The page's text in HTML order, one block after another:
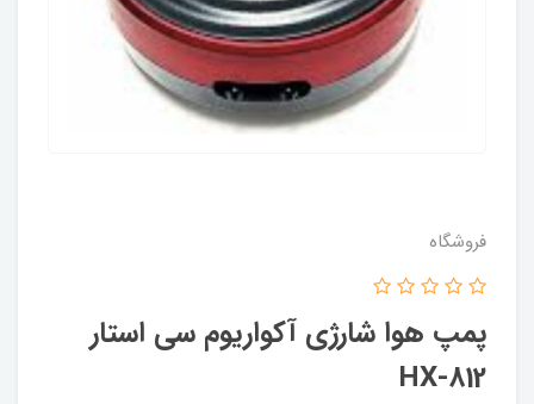
فروشگاه
پمپ هوا شارژی آکواریوم سی استار
HX-812